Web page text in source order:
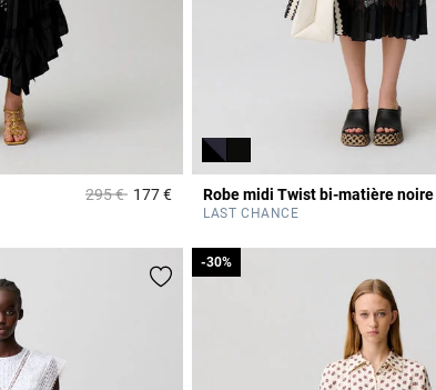
Prix réduit à partir de
295 €à177 €4,4 out of 5 Customer Rating
Robe midi Twist bi-matière noire
LAST CHANCE
-30%
-30%